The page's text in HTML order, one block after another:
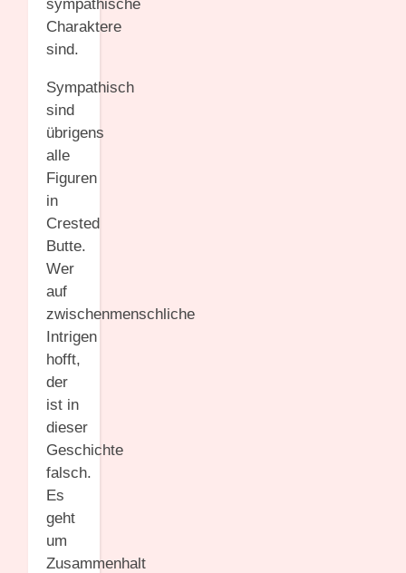
sympathische
Charaktere
sind.
Sympathisch
sind
übrigens
alle
Figuren
in
Crested
Butte.
Wer
auf
zwischenmenschliche
Intrigen
hofft,
der
ist in
dieser
Geschichte
falsch.
Es
geht
um
Zusammenhalt